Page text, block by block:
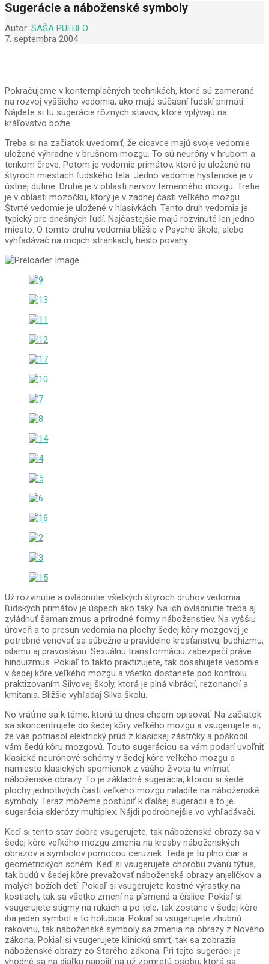
Sugerácie a náboženské symboly
Autor: SAŠA PUEBLO
7. septembra 2004
Pokračujeme v kontemplačných technikách, ktoré sú zamerané
na rozvoj vyššieho vedomia, ako majú súčasní ľudskí primáti.
Nájdete si tu sugerácie rôznych stavov, ktoré vplývajú na
kráľovstvo božie.
Treba si na začiatok uvedomiť, že cicavce majú svoje vedomie
uložené výhradne v brušnom mozgu. To sú neuróny v hrubom a
tenkom čreve. Potom je vedomie primátov, ktoré je uložené na
štyroch miestach ľudského tela. Jedno vedomie hysterické je v
ústnej dutine. Druhé je v oblasti nervov temenného mozgu. Tretie
je v oblasti mozočku, ktorý je v zadnej časti veľkého mozgu.
Štvrté vedomie je uložené v hlasivkách. Tento druh vedomia je
typický pre dnešných ľudí. Najčastejšie majú rozvinuté len jedno
miesto. O tomto druhu vedomia bližšie v Psyché škole, alebo
vyhľadávač na mojich stránkach, heslo povahy.
Už rozvinutie a ovládnutie všetkých štyroch druhov vedomia
ľudských primátov je úspech ako taký. Na ich ovládnutie treba aj
zvládnuť šamanizmus a prírodné formy náboženstiev. Na vyššiu
úroveň a to presun vedomia na plochy šedej kôry mozgovej je
potrebné venovať sa súbežne a pravidelne kresťanstvu, budhizmu,
islamu aj pravosláviu. Sexuálnu transformáciu zabezpečí práve
hinduizmus. Pokiaľ to takto praktizujete, tak dosahujete vedomie
v šedej kôre veľkého mozgu a všetko dostanete pod kontrolu
praktizovaním Silvovej školy, ktorá je plná vibrácií, rezonancií a
kmitania. Bližšie vyhľadaj Silva školu.
No vráťme sa k téme, ktorú tu dnes chcem opisovať. Na začiatok
sa skoncentrujete do šedej kôry veľkého mozgu a vsugerujete si,
že vás potriasol elektrický prúd z klasickej zástrčky a poškodil
vám šedú kôru mozgovú. Touto sugeráciou sa vám podarí uvoľniť
klasické neurónové schémy v šedej kôre veľkého mozgu a
namiesto klasických spomienok z vášho života tu vnímať
náboženské obrazy. To je základná sugerácia, ktorou si šedé
plochy jednotlivých častí veľkého mozgu naladíte na náboženské
symboly. Teraz môžeme postúpiť k ďalšej sugerácii a to je
sugerácia sklerózy multiplex. Nájdi podrobnejšie vo vyhľadávači.
Keď si tento stav dobre vsugerujete, tak náboženské obrazy sa v
šedej kôre veľkého mozgu zmenia na kresby náboženských
obrazov a symbolov pomocou ceruziek. Teda je tu plno čiar a
geometrických schém. Keď si vsugerujete chorobu zvanú týfus,
tak budú v šedej kôre prevažovať náboženské obrazy anjelíčkov a
malých božích detí. Pokiaľ si vsugerujete kostné výrastky na
kostiach, tak sa všetko zmení na písmená a číslice. Pokiaľ si
vsugerujete stigmy na rukách a po tele, tak zostane v šedej kôre
iba jeden symbol a to holubica. Pokiaľ si vsugerujete zhubnú
rakovinu, tak náboženské symboly sa zmenia na obrazy z Nového
zákona. Pokiaľ si vsugerujete klinickú smrť, tak sa zobrazia
náboženské obrazy zo Starého zákona. Pri tejto sugerácii je
vhodné sa na diaľku napojiť na už zomretú osobu, ktorá sa